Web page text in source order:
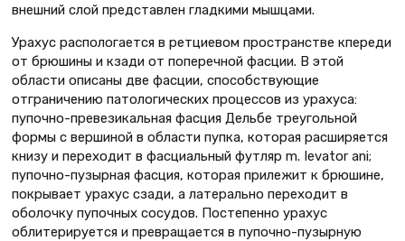
внешний слой представлен гладкими мышцами.
Урахус распологается в ретциевом пространстве кпереди
от брюшины и кзади от поперечной фасции. В этой
области описаны две фасции, способствующие
отграничению патологических процессов из урахуса:
пупочно-превезикальная фасция Дельбе треугольной
формы с вершиной в области пупка, которая расширяется
книзу и переходит в фасциальный футляр m. Ievator ani;
пупочно-пузырная фасция, которая прилежит к брюшине,
покрывает урахус сзади, а латерально переходит в
оболочку пупочных сосудов. Постепенно урахус
облитерируется и превращается в пупочно-пузырную